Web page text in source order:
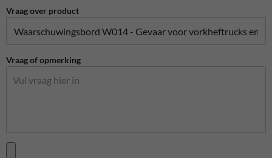
Vraag over product
Vraag of opmerking